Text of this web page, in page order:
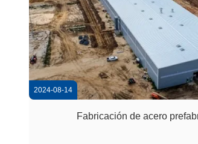
2024-08-14
Fabricación de acero